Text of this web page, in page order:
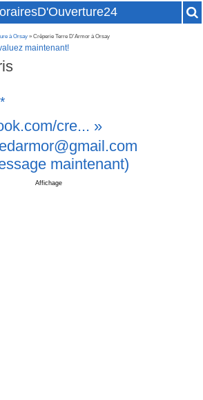
à Orsay » Crêperie Terre D'Armor à Orsay
maintenant!
*
cre... »
@gmail.com
maintenant)
Affichage